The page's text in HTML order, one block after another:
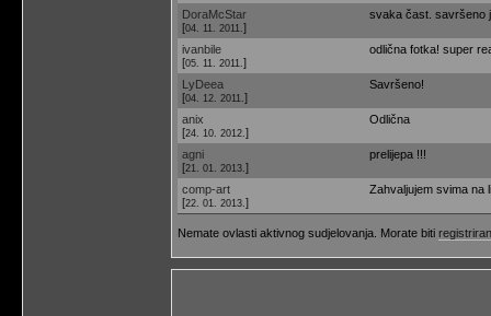
DoraMcStar
[04. 11. 2011. ]
svaka čast. savršeno
ivanbile
[05. 11. 2011. ]
odlična fotka! super
LyDeea
[04. 12. 2011. ]
Savršeno!
anix
[24. 10. 2012. ]
Odlična
agni
[21. 01. 2013. ]
prelijepa !!!
comp-art
[22. 01. 2013. ]
Zahvaljujem svima na
Nemate ovlasti aktivnog sudjelovanja. Morate biti